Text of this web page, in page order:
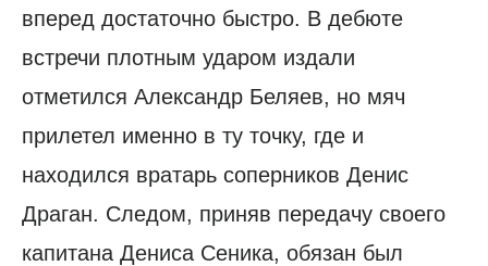
вперед достаточно быстро. В дебюте
встречи плотным ударом издали
отметился Александр Беляев, но мяч
прилетел именно в ту точку, где и
находился вратарь соперников Денис
Драган. Следом, приняв передачу своего
капитана Дениса Сеника, обязан был